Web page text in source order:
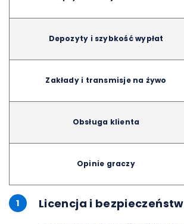
Depozyty i szybkość wypłat
Zakłady i transmisje na żywo
Obsługa klienta
Opinie graczy
1 Licencja i